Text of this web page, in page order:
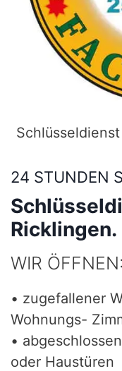
24 STUNDEN
Ricklingen.
WIR ÖFFNEN:
• zugefallener
Wohnungs-
•
oder Haustüren